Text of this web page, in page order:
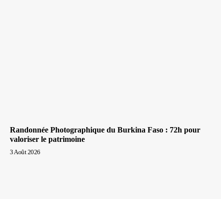
Randonnée Photographique du Burkina Faso : 72h pour
valoriser le patrimoine
3 Août 2026